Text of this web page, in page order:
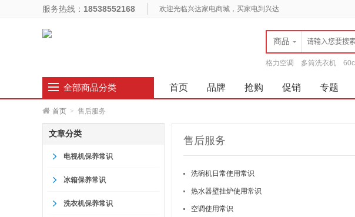
服务热线： 18538552168 欢迎光临兴达家电商城，买家电到兴达
商品
格力空调 多筒洗衣机
全部商品分类 首页 品牌 抢购 促销 专题
首页 > 售后服务
文章分类
电视机保养常识
冰箱保养常识
洗衣机保养常识
售后服务
洗碗机日常使用常识
热水器壁挂炉使用常识
空调使用常识